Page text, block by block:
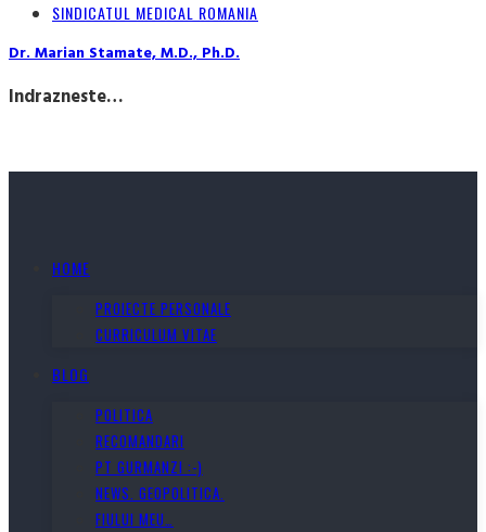
SINDICATUL MEDICAL ROMANIA
Dr. Marian Stamate, M.D., Ph.D.
Indrazneste…
HOME
PROIECTE PERSONALE
CURRICULUM VITAE
BLOG
POLITICA
RECOMANDARI
PT GURMANZI :-)
NEWS. GEOPOLITICA.
FIULUI MEU…